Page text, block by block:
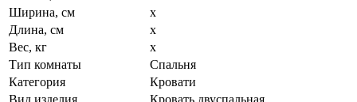
Ширина, см
x
Длина, см
x
Вес, кг
x
Тип комнаты
Спальня
Категория
Кровати